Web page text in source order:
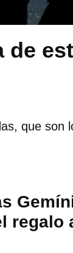
de
que son
regalo